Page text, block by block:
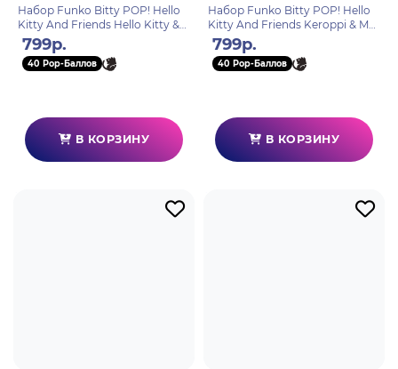
Набор Funko Bitty POP! Hello
Kitty And Friends Hello Kitty &
PomPom 2шт 94212
799р.
40 Pop-Баллов
В КОРЗИНУ
Набор Funko Bitty POP! Hello
Kitty And Friends Keroppi & My
Melody 2шт 94213
799р.
40 Pop-Баллов
В КОРЗИНУ